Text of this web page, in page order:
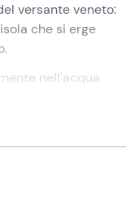
versante veneto:
che si erge
nell'acqua
e vivrai
spingerai fino alla